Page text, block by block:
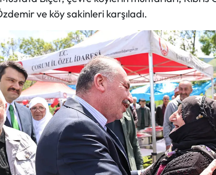
ve köy sakinleri karşıladı.